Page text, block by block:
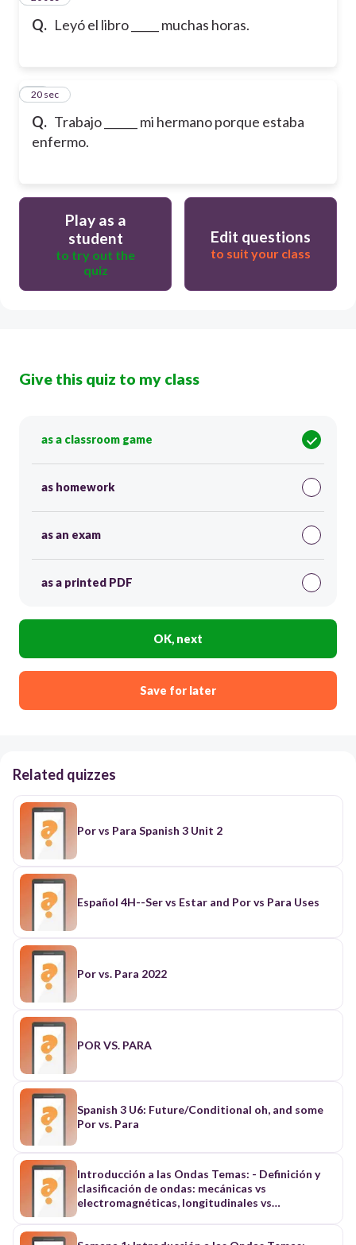
Q. Leyó el libro _____ muchas horas.
Q. Trabajo ______ mi hermano porque estaba
enfermo.
26
20 sec
Play as a
student
to try out the
quiz
Edit questions
to suit your class
Give this quiz to my class
as a classroom game
as homework
as an exam
as a printed PDF
OK, next
Save for later
Related quizzes
Por vs Para Spanish 3 Unit 2
Español 4H--Ser vs Estar and Por vs Para Uses
Por vs. Para 2022
POR VS. PARA
Spanish 3 U6: Future/Conditional oh, and some
Por vs. Para
Introducción a las Ondas Temas: - Definición y
clasificación de ondas: mecánicas vs
electromagnéticas, longitudinales vs